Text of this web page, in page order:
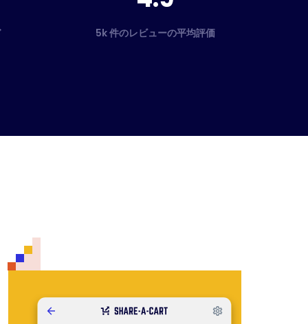
5k 件のレビューの平均評価